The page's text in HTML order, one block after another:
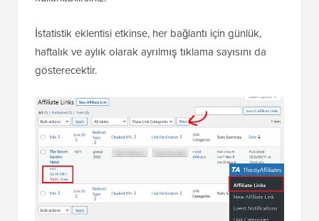
İstatistik eklentisi etkinse, her bağlantı için günlük,
haftalık ve aylık olarak ayrılmış tıklama sayısını da
gösterecektir.